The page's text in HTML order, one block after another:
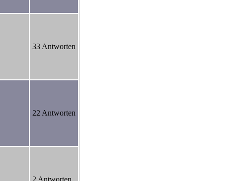
33 Antworten
22 Antworten
2 Antworten